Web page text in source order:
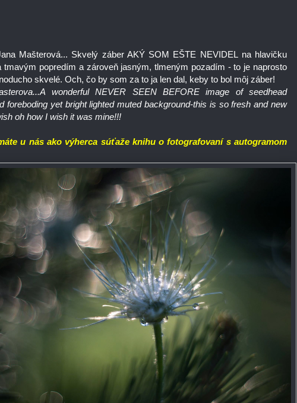
Mašterová... Skvelý záber AKÝ SOM EŠTE NEVIDEL na hlavičku
tmavým popredím a zároveň jasným, tlmeným pozadím - to je naprosto
skvelé. Och, čo by som za to ja len dal, keby to bol môj záber!
wonderful NEVER SEEN BEFORE image of seedhead
foreboding yet bright lighted muted background-this is so fresh and new
oh how I wish it was mine!!!
u nás ako výherca súťaže knihu o fotografovaní s autogramom